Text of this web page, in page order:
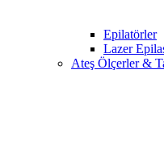
Epilatörler
Lazer
Ateş Ölçerler &